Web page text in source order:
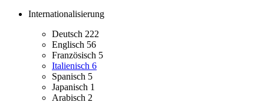
Internationalisierung
Deutsch 222
Englisch 56
Französisch 5
Italienisch 6
Spanisch 5
Japanisch 1
Arabisch 2